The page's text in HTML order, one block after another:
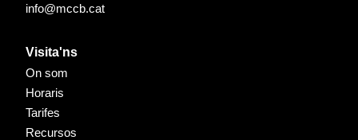
info@mccb.cat
Visita'ns
On som
Horaris
Tarifes
Recursos